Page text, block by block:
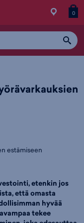
Siirry
0
etenkin jos
että omasta
hyvää
tekee